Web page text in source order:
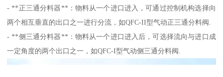
- **正三通分料器**：物料从一个进口进入，可通过控制机构选择向
两个相互垂直的出口之一进行分流，如QFC-II型气动正三通分料阀.
- **侧三通分料器**：物料从一个进口进入后，可选择流向与进口成
一定角度的两个出口之一，如QFC-I型气动侧三通分料阀.